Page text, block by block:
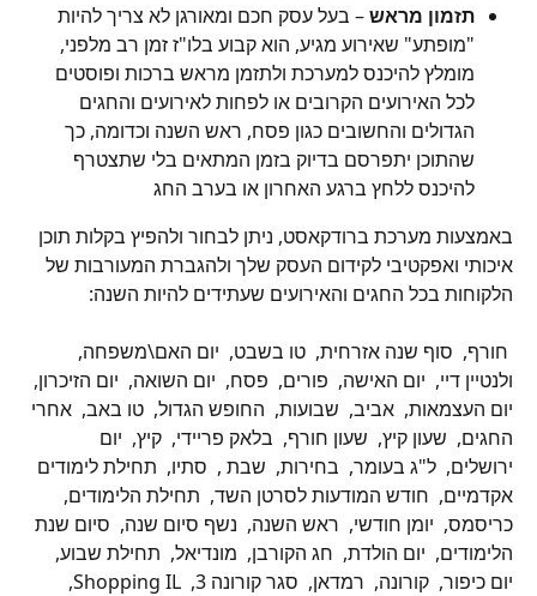
תזמון מראש – בעל עסק חכם ומאורגן לא צריך להיות
"מופתע" שאירוע מגיע, הוא קבוע בלו"ז זמן רב מלפני,
מומלץ להיכנס למערכת ולתזמן מראש ברכות ופוסטים
לכל האירועים הקרובים או לפחות לאירועים והחגים
הגדולים והחשובים כגון פסח, ראש השנה וכדומה, כך
שהתוכן יתפרסם בדיוק בזמן המתאים בלי שתצטרף
להיכנס ללחץ ברגע האחרון או בערב החג
באמצעות מערכת ברודקאסט, ניתן לבחור ולהפיץ בקלות תוכן
איכותי ואפקטיבי לקידום העסק שלך ולהגברת המעורבות של
הלקוחות בכל החגים והאירועים שעתידים להיות השנה:
חורף,  סוף שנה אזרחית,  טו בשבט,  יום האם\משפחה,
ולנטיין דיי,  יום האישה,  פורים,  פסח,  יום השואה,  יום הזיכרון,
יום העצמאות,  אביב,  שבועות,  החופש הגדול,  טו באב,  אחרי
החגים,  שעון קיץ,  שעון חורף,  בלאק פריידי,  קיץ,  יום
ירושלים,  ל"ג בעומר,  בחירות,  שבת ,  סתיו,  תחילת לימודים
אקדמיים,  חודש המודעות לסרטן השד,  תחילת הלימודים,
כריסמס,  יומן חודשי,  ראש השנה,  נשף סיום שנה,  סיום שנת
הלימודים,  יום הולדת,  חג הקורבן,  מונדיאל,  תחילת שבוע,
יום כיפור,  קורונה,  רמדאן,  סגר קורונה 3,  Shopping IL,